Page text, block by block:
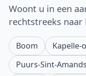
Woont u in een
rechtstreeks naar
Boom Kapelle-
Puurs-Sint-Amands